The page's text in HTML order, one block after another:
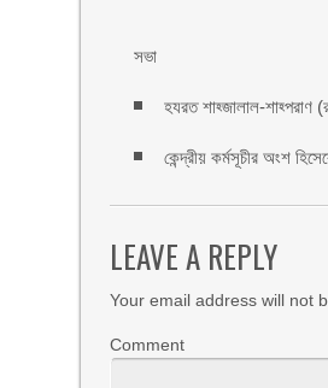
সভা
হযরত শাহ্জালাল-শাহ্পরাণ
কেন্দ্রীয় কর্মসূচীর অংশ
LEAVE A REPLY
Your email address will not
Comment